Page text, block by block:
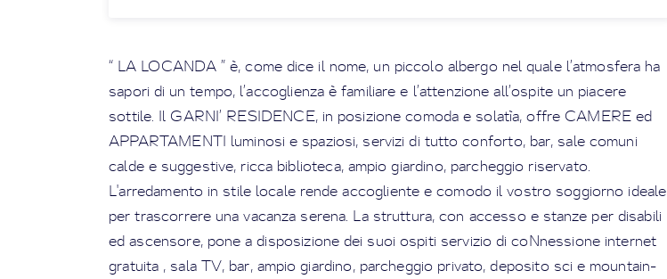
“ LA LOCANDA ” è, come dice il nome, un piccolo albergo nel quale l’atmosfera ha
sapori di un tempo, l’accoglienza è familiare e l’attenzione all’ospite un piacere
sottile. Il GARNI’ RESIDENCE, in posizione comoda e solatìa, offre CAMERE ed
APPARTAMENTI luminosi e spaziosi, servizi di tutto conforto, bar, sale comuni
calde e suggestive, ricca biblioteca, ampio giardino, parcheggio riservato.
L'arredamento in stile locale rende accogliente e comodo il vostro soggiorno ideale
per trascorrere una vacanza serena. La struttura, con accesso e stanze per disabili
ed ascensore, pone a disposizione dei suoi ospiti servizio di coNnessione internet
gratuita , sala TV, bar, ampio giardino, parcheggio privato, deposito sci e mountain-